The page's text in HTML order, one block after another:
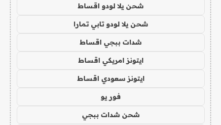
شحن يلا لودو اقساط
شحن يلا لودو تابي تمارا
شدات ببجي اقساط
ايتونز امريكي اقساط
ايتونز سعودي اقساط
فور يو
شحن شدات ببجي